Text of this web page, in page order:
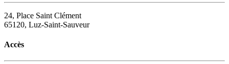
24, Place Saint Clément
65120, Luz-Saint-Sauveur
Accès